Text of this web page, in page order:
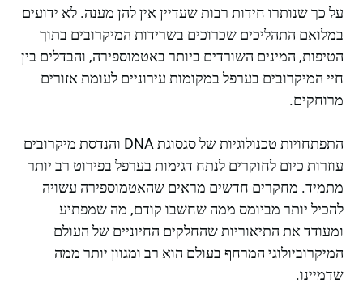
על כך שנותרו חידות רבות שעדיין אין להן מענה. לא ידועים
במלואם התהליכים שכרוכים בשרידות המיקרובים בתוך
הטיפות, המינים השורדים ביותר באטמוספירה, והבדלים בין
חיי המיקרובים בערפל במקומות עירוניים לעומת אזורים
מרוחקים.
התפתחויות טכנולוגיות של סגסוגת DNA והנדסת מיקרובים
עוזרות כיום לחוקרים לנתח דגימות בערפל בפירוט רב יותר
מתמיד. מחקרים חדשים מראים שהאטמוספירה עשויה
להכיל יותר מביומס ממה שחשבו קודם, מה שמפתיע
ומעודד את התיאוריות שהחלקים החיוניים של העולם
המיקרוביולוגי המרחף בעולם הוא רב ומגוון יותר ממה
שדמיינו.